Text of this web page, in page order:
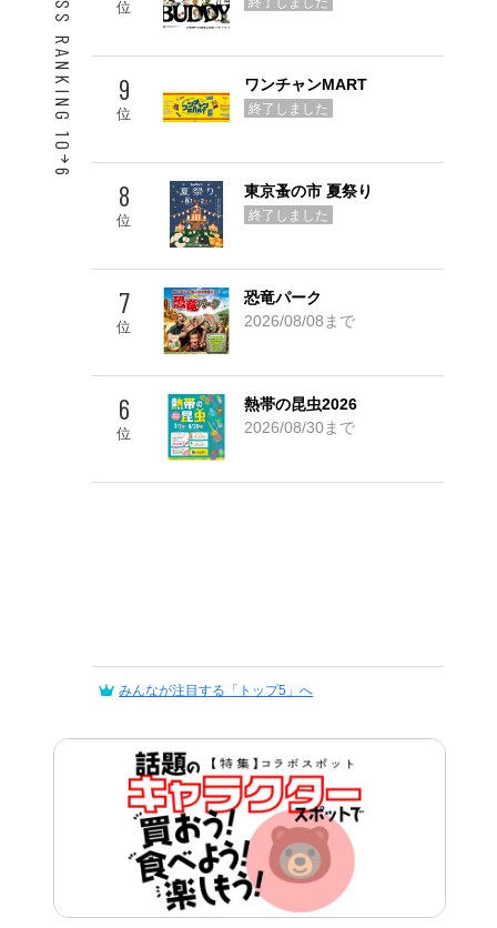
ACCESS RANKING 10
6
位
9
位
ワンチャンMART
終了しました
8
位
東京蚤の市 夏祭り
終了しました
7
位
恐竜パーク
2026/08/08まで
6
位
熱帯の昆虫2026
2026/08/30まで
みんなが注目する「トップ5」へ